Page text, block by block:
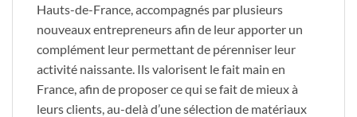
Hauts-de-France, accompagnés par plusieurs
nouveaux entrepreneurs afin de leur apporter un
complément leur permettant de pérenniser leur
activité naissante. Ils valorisent le fait main en
France, afin de proposer ce qui se fait de mieux à
leurs clients, au-delà d’une sélection de matériaux